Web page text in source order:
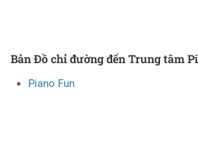
Bản Đồ chỉ đường đến Trung tâm
Piano Fun